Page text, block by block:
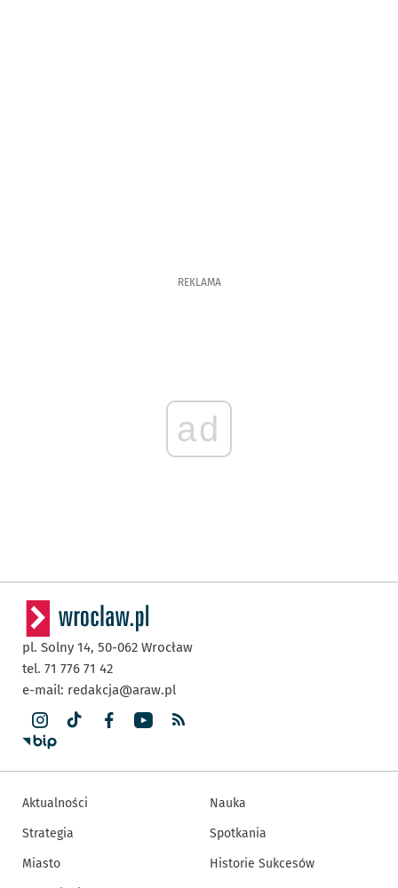
REKLAMA
ad
pl. Solny 14, 50-062 Wrocław
tel. 71 776 71 42
e-mail: redakcja@araw.pl
Aktualności
Strategia
Miasto
Nauka
Spotkania
Historie Sukcesów